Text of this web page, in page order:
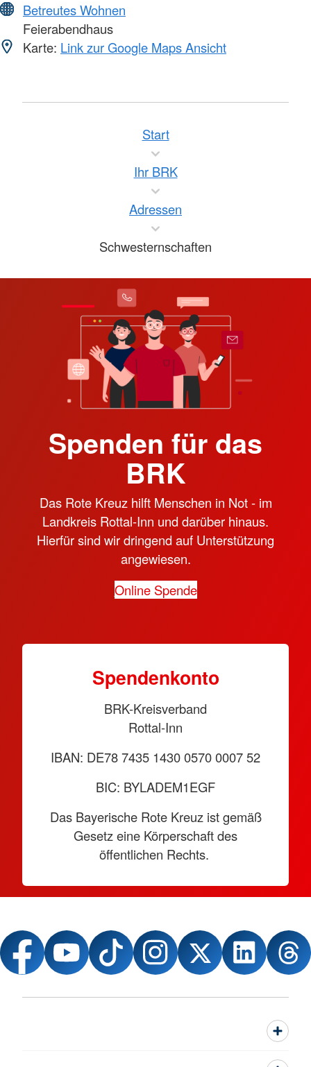
Betreutes Wohnen
Feierabendhaus
Karte: Link zur Google Maps Ansicht
Start
Ihr BRK
Adressen
Schwesternschaften
Spenden für das
BRK
Das Rote Kreuz hilft Menschen in Not - im
Landkreis Rottal-Inn und darüber hinaus.
Hierfür sind wir dringend auf Unterstützung
angewiesen.
Online Spende
Spendenkonto
BRK-Kreisverband
Rottal-Inn
IBAN: DE78 7435 1430 0570 0007 52
BIC: BYLADEM1EGF
Das Bayerische Rote Kreuz ist gemäß
Gesetz eine Körperschaft des
öffentlichen Rechts.